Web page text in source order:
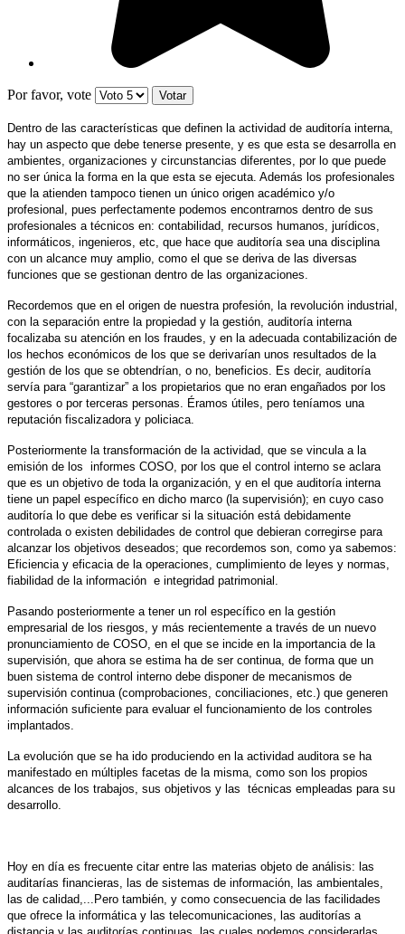
Por favor, vote
Dentro de las características que definen la actividad de auditoría interna,
hay un aspecto que debe tenerse presente, y es que esta se desarrolla en
ambientes, organizaciones y circunstancias diferentes, por lo que puede
no ser única la forma en la que esta se ejecuta. Además los profesionales
que la atienden tampoco tienen un único origen académico y/o
profesional, pues perfectamente podemos encontrarnos dentro de sus
profesionales a técnicos en: contabilidad, recursos humanos, jurídicos,
informáticos, ingenieros, etc, que hace que auditoría sea una disciplina
con un alcance muy amplio, como el que se deriva de las diversas
funciones que se gestionan dentro de las organizaciones.
Recordemos que en el origen de nuestra profesión, la revolución industrial,
con la separación entre la propiedad y la gestión, auditoría interna
focalizaba su atención en los fraudes, y en la adecuada contabilización de
los hechos económicos de los que se derivarían unos resultados de la
gestión de los que se obtendrían, o no, beneficios. Es decir, auditoría
servía para “garantizar” a los propietarios que no eran engañados por los
gestores o por terceras personas. Éramos útiles, pero teníamos una
reputación fiscalizadora y policiaca.
Posteriormente la transformación de la actividad, que se vincula a la
emisión de los informes COSO, por los que el control interno se aclara
que es un objetivo de toda la organización, y en el que auditoría interna
tiene un papel específico en dicho marco (la supervisión); en cuyo caso
auditoría lo que debe es verificar si la situación está debidamente
controlada o existen debilidades de control que debieran corregirse para
alcanzar los objetivos deseados; que recordemos son, como ya sabemos:
Eficiencia y eficacia de la operaciones, cumplimiento de leyes y normas,
fiabilidad de la información e integridad patrimonial.
Pasando posteriormente a tener un rol específico en la gestión
empresarial de los riesgos, y más recientemente a través de un nuevo
pronunciamiento de COSO, en el que se incide en la importancia de la
supervisión, que ahora se estima ha de ser continua, de forma que un
buen sistema de control interno debe disponer de mecanismos de
supervisión continua (comprobaciones, conciliaciones, etc.) que generen
información suficiente para evaluar el funcionamiento de los controles
implantados.
La evolución que se ha ido produciendo en la actividad auditora se ha
manifestado en múltiples facetas de la misma, como son los propios
alcances de los trabajos, sus objetivos y las técnicas empleadas para su
desarrollo.
Hoy en día es frecuente citar entre las materias objeto de análisis: las
auditarías financieras, las de sistemas de información, las ambientales,
las de calidad,...Pero también, y como consecuencia de las facilidades
que ofrece la informática y las telecomunicaciones, las auditorías a